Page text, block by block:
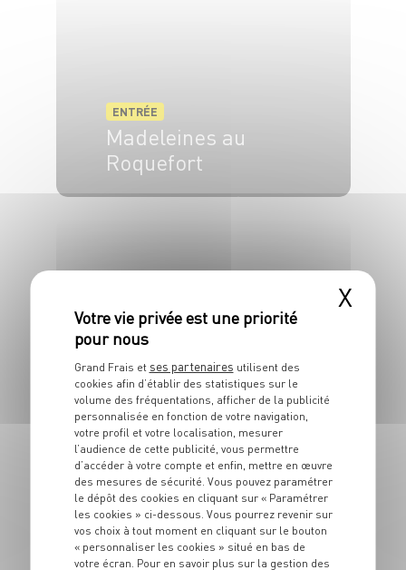
ENTRÉE
Madeleines au
Roquefort
ENTRÉE
Calissons au
roquefort et aux
fruits secs
4 pers. 15 min
X
Grand Frais et ses partenaires utilisent des
cookies afin d’établir des statistiques sur le
volume des fréquentations, afficher de la publicité
personnalisée en fonction de votre navigation,
votre profil et votre localisation, mesurer
l’audience de cette publicité, vous permettre
d’accéder à votre compte et enfin, mettre en œuvre
des mesures de sécurité. Vous pouvez paramétrer
le dépôt des cookies en cliquant sur « Paramétrer
les cookies » ci-dessous. Vous pourrez revenir sur
vos choix à tout moment en cliquant sur le bouton
« personnaliser les cookies » situé en bas de
votre écran. Pour en savoir plus sur la gestion des